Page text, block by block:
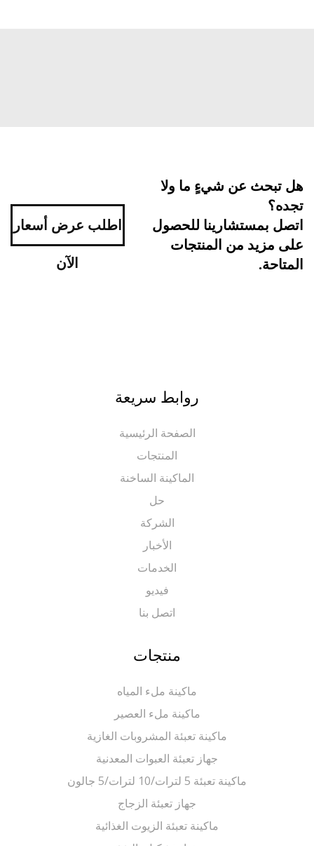
عن شيءٍ ما ولا
بمستشارينا للحصول
مزيد من المنتجات
اطلب عرض أسعار
روابط سريعة
الصفحة الرئيسية
المنتجات
الماكينة الساخنة
الشركة
الخدمات
اتصل بنا
منتجات
ماكينة ملء المياه
ماكينة ملء العصير
ماكينة تعبئة المشروبات الغازية
جهاز تعبئة العبوات المعدنية
ماكينة تعبئة 5 لترات/10 لترات/5 جالون
جهاز تعبئة الزجاج
ماكينة تعبئة الزيوت الغذائية